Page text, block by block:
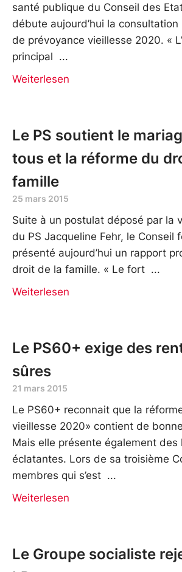
santé publique du Conseil des
débute aujourd’hui la
de prévoyance vieillesse 2020. «
principal
Weiterlesen
Le PS soutient le
tous et la réforme du
famille
25 mars 2015
Suite à un postulat déposé par la
du PS Jacqueline Fehr, le Conseil
présenté aujourd’hui un rapport
droit de la famille. « Le fort
Weiterlesen
Le PS60+ exige des
sûres
21 mars 2015
Le PS60+ reconnait que la
vieillesse 2020» contient de
Mais elle présente également des
éclatantes. Lors de sa troisième
membres qui s’est
Weiterlesen
Le Groupe socialiste